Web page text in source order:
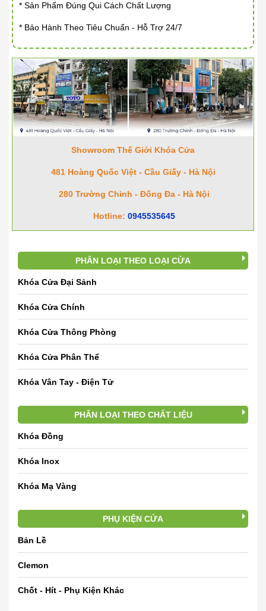
* Sản Phẩm Đúng Qui Cách Chất Lượng
* Bảo Hành Theo Tiêu Chuẩn - Hỗ Trợ 24/7
Showroom Thế Giới Khóa Cửa
481 Hoàng Quốc Việt - Cầu Giấy - Hà Nội
280 Trường Chinh - Đống Đa - Hà Nội
Hotline: 0945535645
PHÂN LOẠI THEO LOẠI CỬA
Khóa Cửa Đại Sảnh
Khóa Cửa Chính
Khóa Cửa Thông Phòng
Khóa Cửa Phân Thể
Khóa Vân Tay - Điện Tử
PHÂN LOẠI THEO CHẤT LIỆU
Khóa Đồng
Khóa Inox
Khóa Mạ Vàng
PHỤ KIỆN CỬA
Bản Lề
Clemon
Chốt - Hít - Phụ Kiện Khác